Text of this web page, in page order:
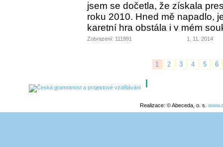
jsem se dočetla, že získala
roku 2010. Hned mě napadlo,
karetní hra obstála i v mém
Zobrazení: 111991 1. 11. 2014
1 2 3 4 5 6
Realizace: © Abeceda, o. s.